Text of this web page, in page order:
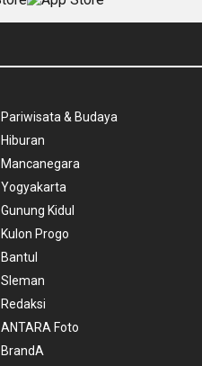
Pariwisata & Budaya
Hiburan
Mancanegara
Yogyakarta
Gunung Kidul
Kulon Progo
Bantul
Sleman
Redaksi
ANTARA Foto
BrandA